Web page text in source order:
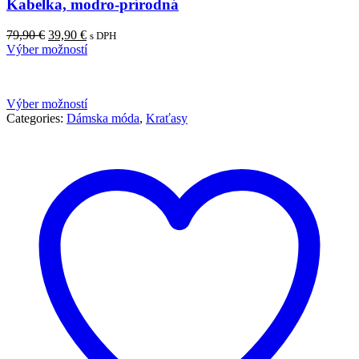
Kabelka, modro-prírodná
79,90€ Pôvodná
cena
39,90 €Aktuálna
cena
s DPH
Výber možností
Výber možností
Categories: Dámska móda, Kraťasy